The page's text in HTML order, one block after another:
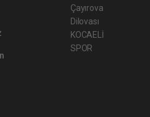
Çayırova
Dilovası
KOCAELİ
SPOR